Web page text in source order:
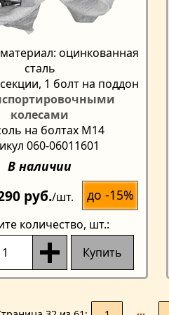
оцинкованная
сталь
1 болт на поддон
колесами
на болтах М14
060-06011601
В наличии
руб./шт. до -15%
количество, шт.:
Купить